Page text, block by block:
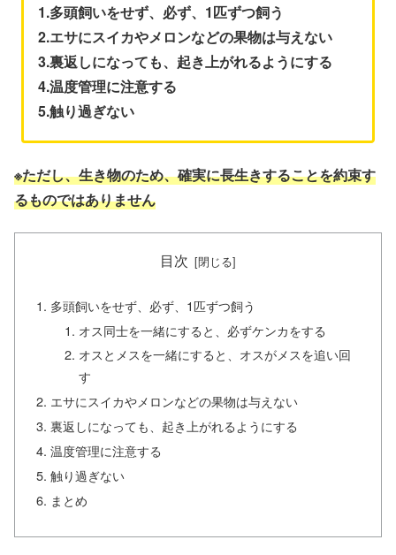
1.多頭飼いをせず、必ず、1匹ずつ飼う
2.エサにスイカやメロンなどの果物は与えない
3.裏返しになっても、起き上がれるようにする
4.温度管理に注意する
5.触り過ぎない
※ただし、生き物のため、確実に長生きすることを約束す
るものではありません
目次
多頭飼いをせず、必ず、1匹ずつ飼う
オス同士を一緒にすると、必ずケンカをする
オスとメスを一緒にすると、オスがメスを追い回
す
エサにスイカやメロンなどの果物は与えない
裏返しになっても、起き上がれるようにする
温度管理に注意する
触り過ぎない
まとめ